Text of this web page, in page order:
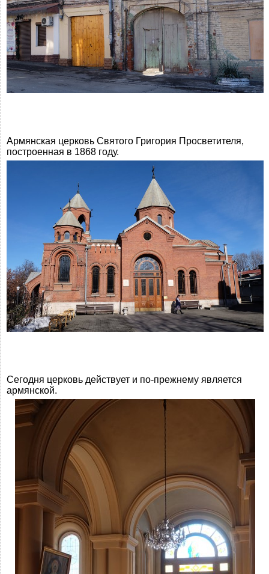
Армянская церковь Святого Григория Просветителя,
построенная в 1868 году.
Сегодня церковь действует и по-прежнему является
армянской.